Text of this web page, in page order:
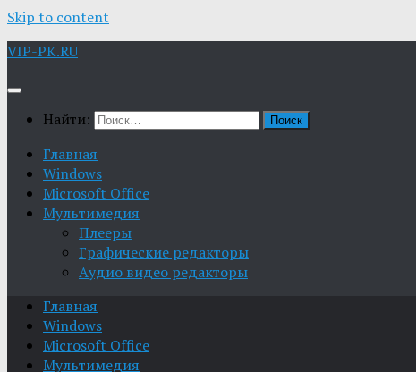
Skip to content
VIP-PK.RU
Найти:
Главная
Windows
Microsoft Office
Мультимедия
Плееры
Графические редакторы
Aудио видео редакторы
Главная
Windows
Microsoft Office
Мультимедия